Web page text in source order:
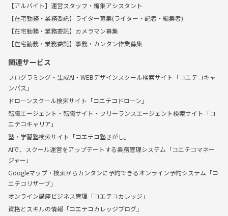
【アルバイト】運営スタッフ・編集アシスタント
【在宅勤務・業務委託】ライター募集(ライター・記者・編集者)
【在宅勤務・業務委託】カメラマン募集
【在宅勤務・業務委託】事務・カンタン作業募集
関連サービス
プログラミング・生成AI・WEBデザインスクール検索サイト「コエテコキャ
ンパス」
ドローンスクール検索サイト「コエテコドローン」
転職エージェント・転職サイト・フリーランスエージェント検索サイト「コ
エテコキャリア」
塾・学習塾検索サイト「コエテコ塾さがし」
AIで、スクール運営をアップデートする業務管理システム「コエテコマネー
ジャー」
Googleマップ・検索からカンタンに予約できるオンライン予約システム「コ
エテコリザーブ」
オンライン講座ビジネス管理「コエテコカレッジ」
資格とスキルの情報「コエテコカレッジブログ」